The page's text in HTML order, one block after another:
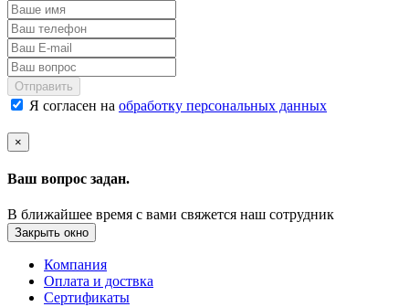
Отправить
Я согласен на обработку персональных данных
×
Ваш вопрос задан.
В ближайшее время с вами свяжется наш сотрудник
Закрыть окно
Компания
Оплата и доствка
Сертификаты